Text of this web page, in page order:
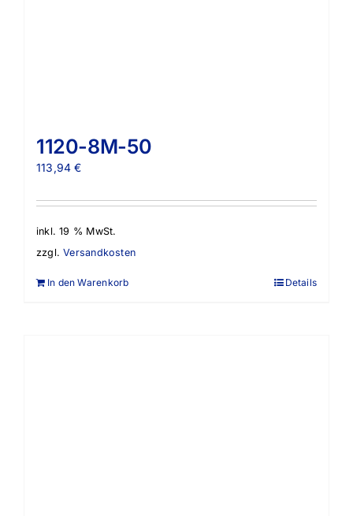
1120-8M-50
113,94€
inkl. 19 % MwSt.
zzgl.Versandkosten
In den Warenkorb Details